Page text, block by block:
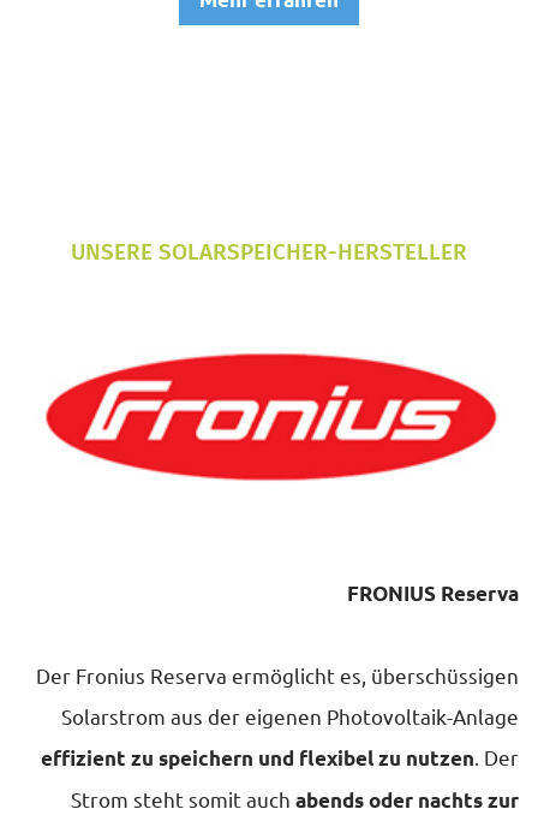
UNSERE SOLARSPEICHER-HERSTELLER
FRONIUS Reserva
Der Fronius Reserva ermöglicht es, überschüssigen
Solarstrom aus der eigenen Photovoltaik-Anlage
effizient zu speichern und flexibel zu nutzen. Der
Strom steht somit auch abends oder nachts zur